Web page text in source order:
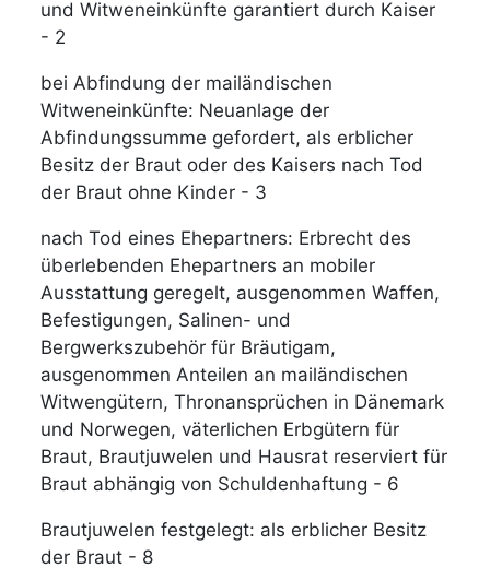
und Witweneinkünfte garantiert durch Kaiser
- 2
bei Abfindung der mailändischen
Witweneinkünfte: Neuanlage der
Abfindungssumme gefordert, als erblicher
Besitz der Braut oder des Kaisers nach Tod
der Braut ohne Kinder - 3
nach Tod eines Ehepartners: Erbrecht des
überlebenden Ehepartners an mobiler
Ausstattung geregelt, ausgenommen Waffen,
Befestigungen, Salinen- und
Bergwerkszubehör für Bräutigam,
ausgenommen Anteilen an mailändischen
Witwengütern, Thronansprüchen in Dänemark
und Norwegen, väterlichen Erbgütern für
Braut, Brautjuwelen und Hausrat reserviert für
Braut abhängig von Schuldenhaftung - 6
Brautjuwelen festgelegt: als erblicher Besitz
der Braut - 8